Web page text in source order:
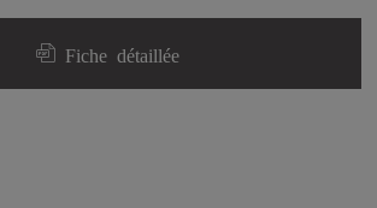
Fiche détaillée